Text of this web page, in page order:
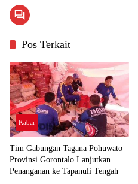
Pos Terkait
Kabar
Tim Gabungan Tagana Pohuwato
Provinsi Gorontalo Lanjutkan
Penanganan ke Tapanuli Tengah